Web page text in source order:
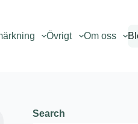
Övrigt Om oss
Search